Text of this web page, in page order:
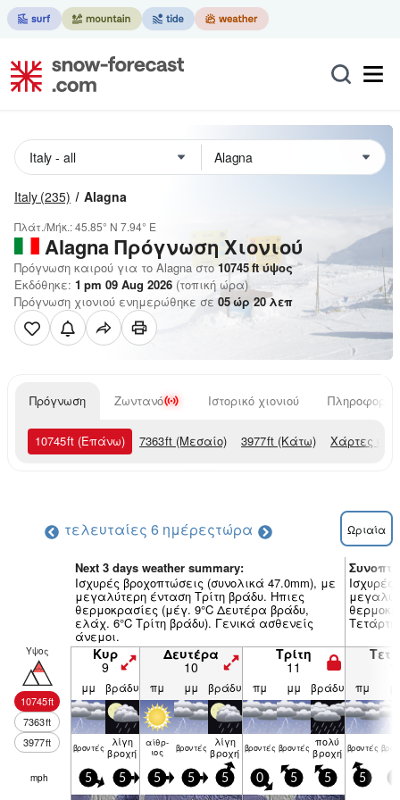
Italy (235) Alagna
Πλάτ./Μήκ.:45.85° N 7.94° E
AlagnaΠρόγνωση Χιονιού
Πρόγνωση καιρού για το Alagna στο 10745ftύψος
Εκδόθηκε: 1 pm 09 Aug 2026 (τοπική ώρα)
Πρόγνωση χιονιού ενημερώθηκε σε 05ώρ20λεπ
Πρόγνωση Ζωντανό Ιστορικό χιονιού
10745ft (Επάνω) 7363ft (Μεσαίο) 3977ft (Κάτω) Χάρτες
τελευταίες 6 ημέρεςτώρα Ωριαία
Next 3 days weather summary:
Ισχυρές βροχοπτώσεις (συνολικά 47.0mm), με
μεγαλύτερη ένταση Τρίτη βράδυ. Ηπιες
θερμοκρασίες (μέγ. 9°C Δευτέρα βράδυ,
ελάχ. 6°C Τρίτη βράδυ). Γενικά ασθενείς
άνεμοι.
Υψος
10745ft
7363ft
3977ft
Κυρ
9
Δευτέρα
10
Τρίτη
11
μμ βράδυ πμ μμ βράδυ πμ μμ βράδυ πμ
βρον­τές λίγη
βροχή
αίθρ­
ιος βρον­τές λίγη
βροχή βρον­τές βρον­τές πολύ
βροχή βρον­τές
mph 5 5 5 5 5 0 5 5 5